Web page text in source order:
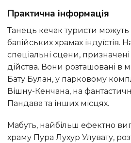
Практична інформація
Танець кечак туристи можуть побачити у
балійських храмах індуїстів.
спеціальні сцени,
дійства. Вони розташовані в
Бату Булан, у парковому
Вішну-Кенчана, на
Пандава та інших місцях.
Мабуть, найбільш ефектно виглядає постановка
храму Пура Лухур Улувату,